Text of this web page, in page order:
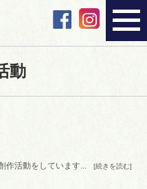
動
作活動をしています... [続きを読む]